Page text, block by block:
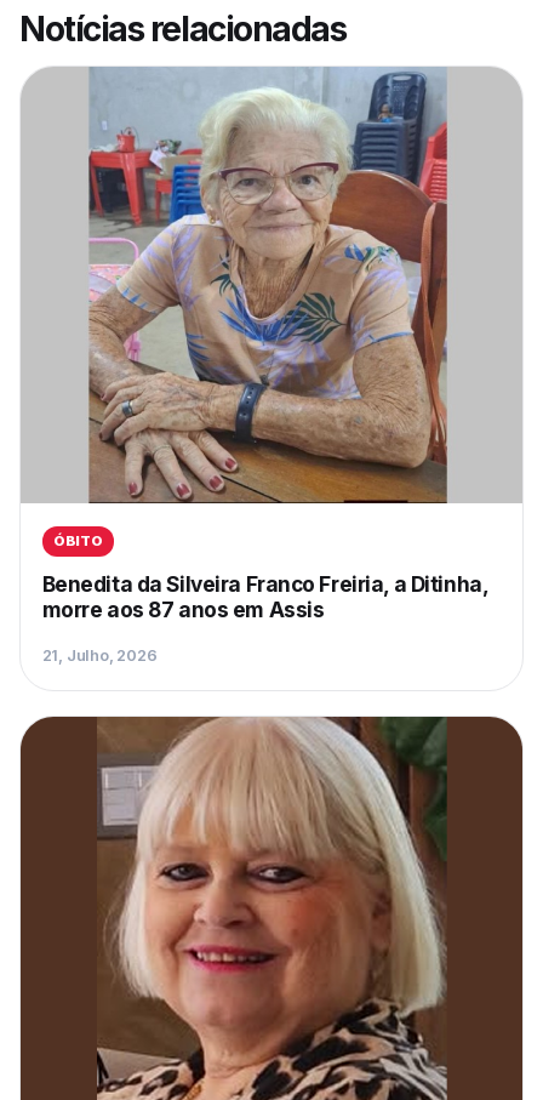
Notícias relacionadas
ÓBITO
Benedita da Silveira Franco Freiria, a Ditinha,
morre aos 87 anos em Assis
21, Julho, 2026